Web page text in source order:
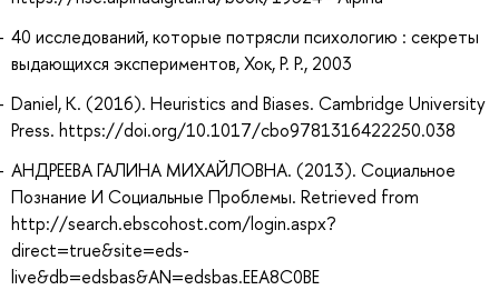
40 исследований, которые потрясли психологию : секреты
выдающихся экспериментов, Хок, Р. Р., 2003
Daniel, K. (2016). Heuristics and Biases. Cambridge University
Press. https://doi.org/10.1017/cbo9781316422250.038
АНДРЕЕВА ГАЛИНА МИХАЙЛОВНА. (2013). Социальное
Познание И Социальные Проблемы. Retrieved from
http://search.ebscohost.com/login.aspx?
direct=true&site=eds-
live&db=edsbas&AN=edsbas.EEA8C0BE